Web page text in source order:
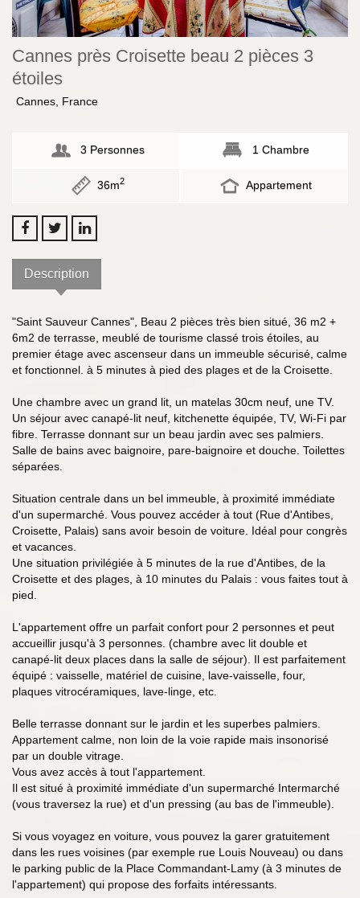
Cannes près Croisette beau 2 pièces 3
étoiles
Cannes, France
1 Chambre
3 Personnes
Appartement
36m2
Description
"Saint Sauveur Cannes", Beau 2 pièces très bien situé, 36 m2 +
6m2 de terrasse, meublé de tourisme classé trois étoiles, au
premier étage avec ascenseur dans un immeuble sécurisé, calme
et fonctionnel. à 5 minutes à pied des plages et de la Croisette.
Une chambre avec un grand lit, un matelas 30cm neuf, une TV.
Un séjour avec canapé-lit neuf, kitchenette équipée, TV, Wi-Fi par
fibre. Terrasse donnant sur un beau jardin avec ses palmiers.
Salle de bains avec baignoire, pare-baignoire et douche. Toilettes
séparées.
Situation centrale dans un bel immeuble, à proximité immédiate
d'un supermarché. Vous pouvez accéder à tout (Rue d'Antibes,
Croisette, Palais) sans avoir besoin de voiture. Idéal pour congrès
et vacances.
Une situation privilégiée à 5 minutes de la rue d'Antibes, de la
Croisette et des plages, à 10 minutes du Palais : vous faites tout à
pied.
L'appartement offre un parfait confort pour 2 personnes et peut
accueillir jusqu'à 3 personnes. (chambre avec lit double et
canapé-lit deux places dans la salle de séjour). Il est parfaitement
équipé : vaisselle, matériel de cuisine, lave-vaisselle, four,
plaques vitrocéramiques, lave-linge, etc.
Belle terrasse donnant sur le jardin et les superbes palmiers.
Appartement calme, non loin de la voie rapide mais insonorisé
par un double vitrage.
Vous avez accès à tout l'appartement.
Il est situé à proximité immédiate d'un supermarché Intermarché
(vous traversez la rue) et d'un pressing (au bas de l'immeuble).
Si vous voyagez en voiture, vous pouvez la garer gratuitement
dans les rues voisines (par exemple rue Louis Nouveau) ou dans
le parking public de la Place Commandant-Lamy (à 3 minutes de
l'appartement) qui propose des forfaits intéressants.